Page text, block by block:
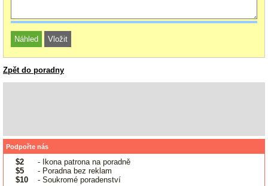
Zpět do poradny
Podpořte nás
$2
- Ikona patrona na poradně
$5
- Poradna bez reklam
$10
- Soukromé poradenství